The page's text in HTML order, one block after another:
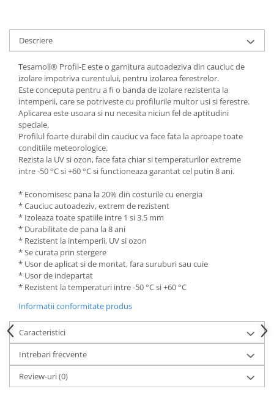
Descriere
Tesamoll® Profil-E este o garnitura autoadeziva din cauciuc de
izolare impotriva curentului, pentru izolarea ferestrelor.
Este conceputa pentru a fi o banda de izolare rezistenta la
intemperii, care se potriveste cu profilurile multor usi si ferestre.
Aplicarea este usoara si nu necesita niciun fel de aptitudini
speciale.
Profilul foarte durabil din cauciuc va face fata la aproape toate
conditiile meteorologice.
Rezista la UV si ozon, face fata chiar si temperaturilor extreme
intre -50 °C si +60 °C si functioneaza garantat cel putin 8 ani.
* Economisesc pana la 20% din costurile cu energia
* Cauciuc autoadeziv, extrem de rezistent
* Izoleaza toate spatiile intre 1 si 3.5 mm
* Durabilitate de pana la 8 ani
* Rezistent la intemperii, UV si ozon
* Se curata prin stergere
* Usor de aplicat si de montat, fara suruburi sau cuie
* Usor de indepartat
* Rezistent la temperaturi intre -50 °C si +60 °C
Informatii conformitate produs
Caracteristici
Intrebari frecvente
Review-uri(0)